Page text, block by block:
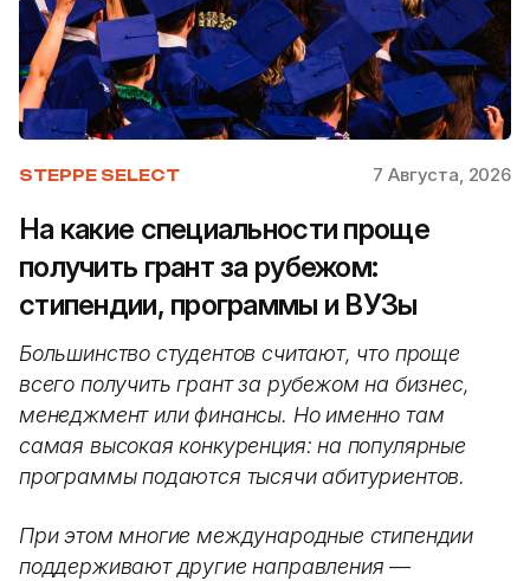
STEPPE SELECT 7 Августа, 2026
На какие специальности проще
получить грант за рубежом:
стипендии, программы и ВУЗы
Большинство студентов считают, что проще
всего получить грант за рубежом на бизнес,
менеджмент или финансы. Но именно там
самая высокая конкуренция: на популярные
программы подаются тысячи абитуриентов.
При этом многие международные стипендии
поддерживают другие направления —